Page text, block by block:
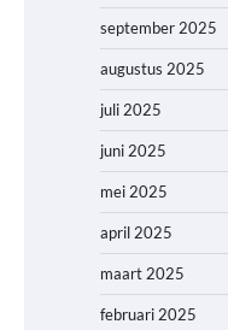
september 2025
augustus 2025
juli 2025
juni 2025
mei 2025
april 2025
maart 2025
februari 2025